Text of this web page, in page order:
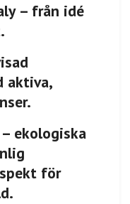
– från idé
aktiva,
– ekologiska
för